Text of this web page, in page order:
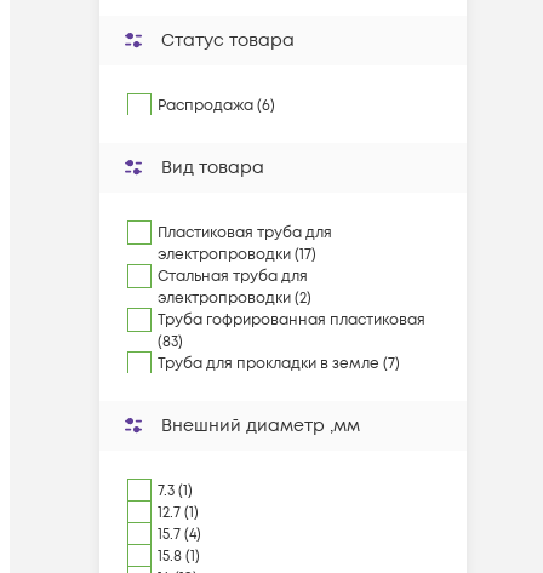
Статус товара
Распродажа (6)
Вид товара
Пластиковая труба для
электропроводки (17)
Стальная труба для
электропроводки (2)
Труба гофрированная пластиковая
(83)
Труба для прокладки в земле (7)
Внешний диаметр ,мм
7.3 (1)
12.7 (1)
15.7 (4)
15.8 (1)